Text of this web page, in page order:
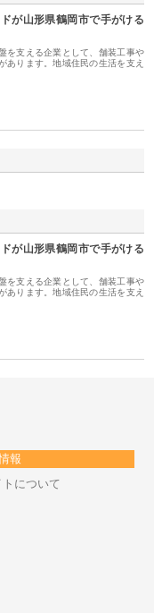
が山形県鶴岡市で手がける
を支える企業として、舗装工事や
あります。地域住民の生活を支え
が山形県鶴岡市で手がける
を支える企業として、舗装工事や
あります。地域住民の生活を支え
報
トについて